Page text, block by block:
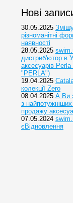
Нові
30.05.2025
різноманітні
наявності
28.05.2025
дистриб'ютор в
аксесуарів
"PERLA")
19.04.2025
колекції Zero
08.04.2025 А Ви
з найпотужніших
продажу
07.05.2024
єВідновлення